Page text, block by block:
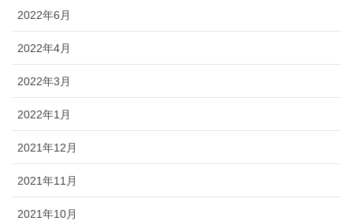
2022年6月
2022年4月
2022年3月
2022年1月
2021年12月
2021年11月
2021年10月